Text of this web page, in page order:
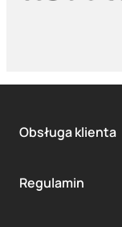
Obsługa klienta
Regulamin